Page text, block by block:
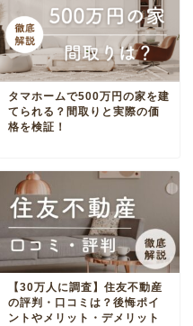
タマホームで500万円の家を建
てられる？間取りと実際の価
格を検証！
【30万人に調査】住友不動産
の評判・口コミは？後悔ポイ
ントやメリット・デメリット